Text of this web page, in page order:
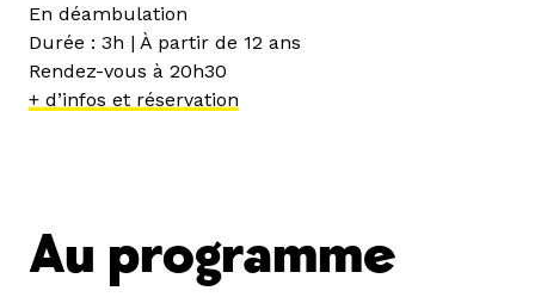
En déambulation
Durée : 3h | À partir de 12 ans
Rendez-vous à 20h30
+ d’infos et réservation
Au programme